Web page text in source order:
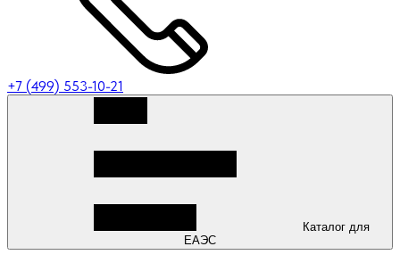
+7 (499) 553-10-21
ЕАЭС